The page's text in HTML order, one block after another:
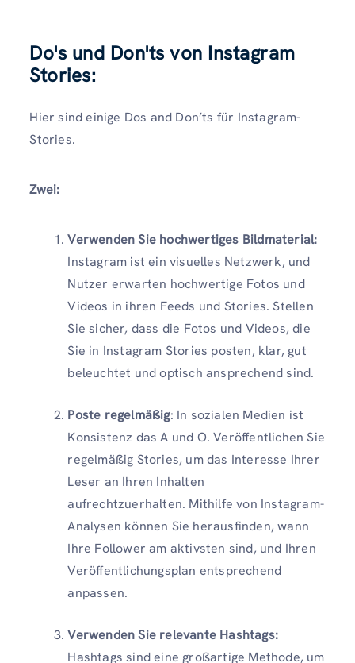
Do's und Don'ts von Instagram
Stories:
Hier sind einige Dos and Don’ts für Instagram-
Stories.
Zwei:
Verwenden Sie hochwertiges Bildmaterial:
Instagram ist ein visuelles Netzwerk, und
Nutzer erwarten hochwertige Fotos und
Videos in ihren Feeds und Stories. Stellen
Sie sicher, dass die Fotos und Videos, die
Sie in Instagram Stories posten, klar, gut
beleuchtet und optisch ansprechend sind.
Poste regelmäßig: In sozialen Medien ist
Konsistenz das A und O. Veröffentlichen Sie
regelmäßig Stories, um das Interesse Ihrer
Leser an Ihren Inhalten
aufrechtzuerhalten. Mithilfe von Instagram-
Analysen können Sie herausfinden, wann
Ihre Follower am aktivsten sind, und Ihren
Veröffentlichungsplan entsprechend
anpassen.
Verwenden Sie relevante Hashtags:
Hashtags sind eine großartige Methode, um